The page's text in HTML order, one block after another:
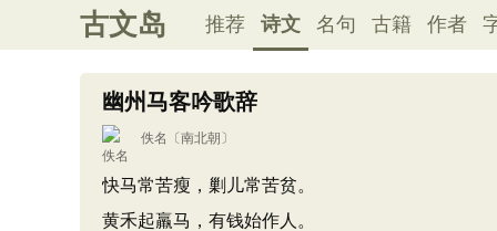
古文岛 推荐 诗文 名句 古籍 作者
幽州马客吟歌辞
佚名 〔南北朝〕
快马常苦瘦，剿儿常苦贫。
黄禾起羸马，有钱始作人。